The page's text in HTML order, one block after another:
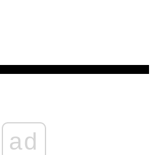
ad